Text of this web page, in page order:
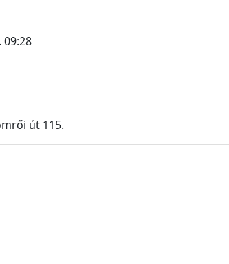
09:28
út 115.